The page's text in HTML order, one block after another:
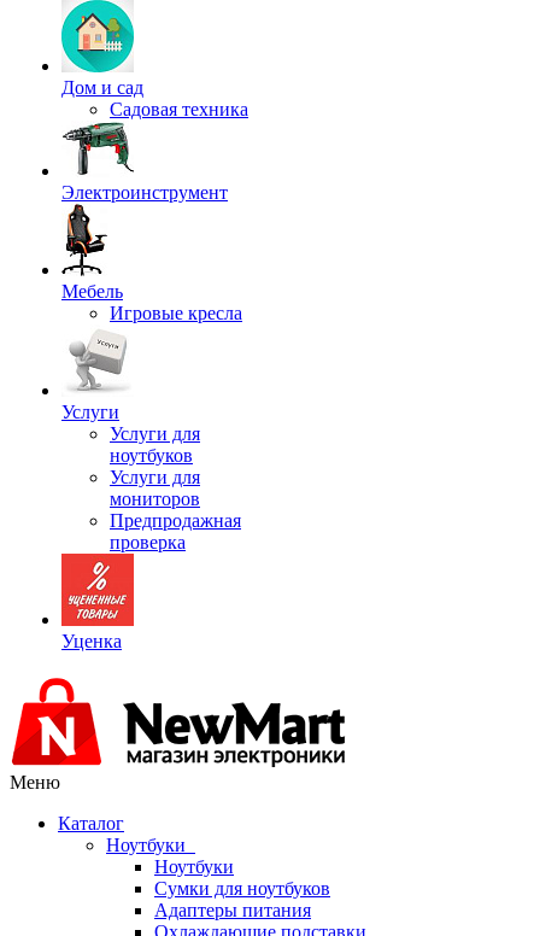
Дом и сад
Садовая техника
Электроинструмент
Мебель
Игровые кресла
Услуги
Услуги для
ноутбуков
Услуги для
мониторов
Предпродажная
проверка
Уценка
Меню
Каталог
Ноутбуки
Ноутбуки
Сумки для ноутбуков
Адаптеры питания
Охлаждающие подставки